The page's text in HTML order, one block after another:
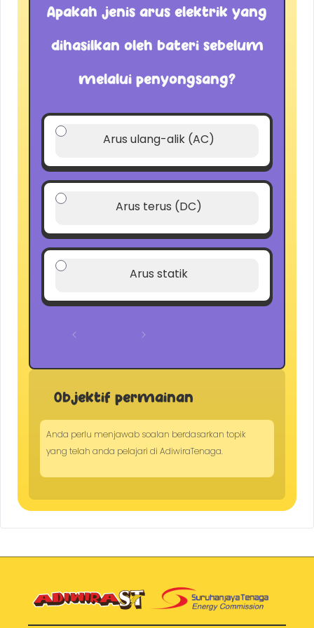
Apakah jenis arus elektrik yang
dihasilkan oleh bateri sebelum
melalui penyongsang?
Arus ulang-alik (AC)
Arus terus (DC)
Arus statik
Objektif permainan
Anda perlu menjawab soalan berdasarkan topik
yang telah anda pelajari di AdiwiraTenaga.